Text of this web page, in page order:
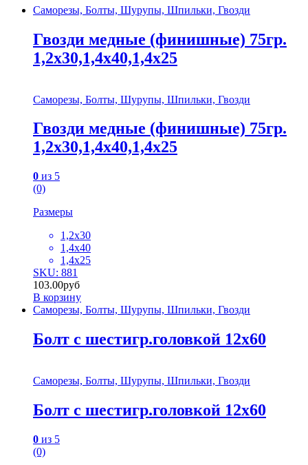
Саморезы, Болты, Шурупы, Шпильки, Гвозди
Гвозди медные (финишные) 75гр.
1,2х30,1,4х40,1,4х25
Саморезы, Болты, Шурупы, Шпильки, Гвозди
Гвозди медные (финишные) 75гр.
1,2х30,1,4х40,1,4х25
0 из 5
(0)
Размеры
1,2х30
1,4х40
1,4х25
SKU: 881
103.00руб
В корзину
Саморезы, Болты, Шурупы, Шпильки, Гвозди
Болт с шестигр.головкой 12х60
Саморезы, Болты, Шурупы, Шпильки, Гвозди
Болт с шестигр.головкой 12х60
0 из 5
(0)